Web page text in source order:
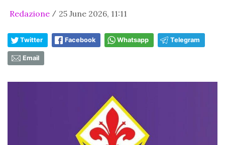
Redazione / 25 June 2026, 11:11
Twitter Facebook Whatsapp Telegram
Email